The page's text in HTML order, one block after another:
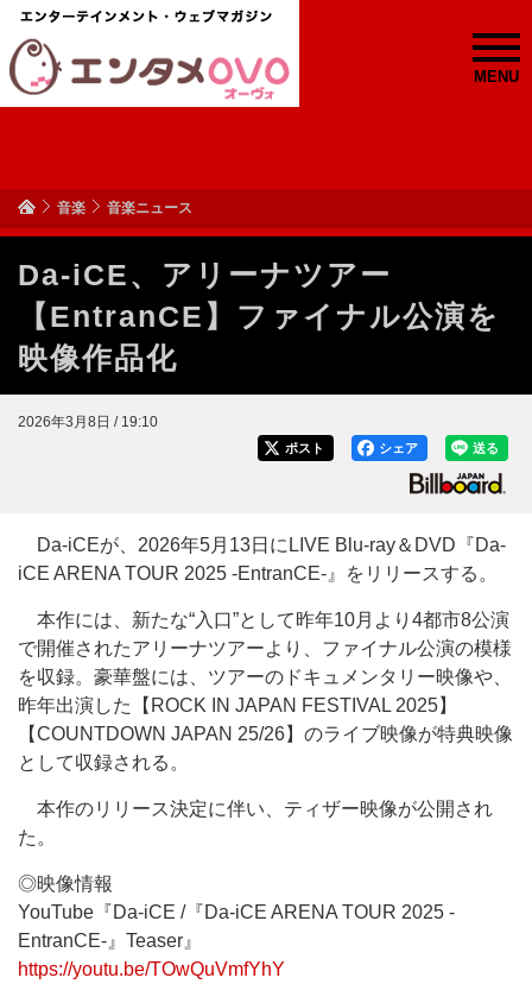
MENU
音楽 音楽ニュース
Da-iCE、アリーナツアー
【EntranCE】ファイナル公演を
映像作品化
2026年3月8日 / 19:10
送る
シェア
ポスト
Da-iCEが、2026年5月13日にLIVE Blu-ray＆DVD『Da-
iCE ARENA TOUR 2025 -EntranCE-』をリリースする。
本作には、新たな“入口”として昨年10月より4都市8公演
で開催されたアリーナツアーより、ファイナル公演の模様
を収録。豪華盤には、ツアーのドキュメンタリー映像や、
昨年出演した【ROCK IN JAPAN FESTIVAL 2025】
【COUNTDOWN JAPAN 25/26】のライブ映像が特典映像
として収録される。
本作のリリース決定に伴い、ティザー映像が公開され
た。
◎映像情報
YouTube『Da-iCE /『Da-iCE ARENA TOUR 2025 -
EntranCE-』Teaser』
https://youtu.be/TOwQuVmfYhY